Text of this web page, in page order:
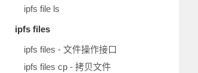
ipfs file ls
ipfs files
ipfs files - 文件操作接口
ipfs files cp - 拷贝文件